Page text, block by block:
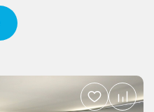
Добавить